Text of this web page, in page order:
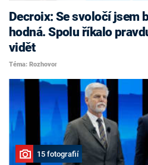
Decroix: Se svoločí jsem
hodná. Spolu říkalo
vidět
Téma: Rozhovor
15 fotografií